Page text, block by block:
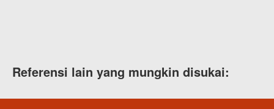
Referensi lain yang mungkin disukai: